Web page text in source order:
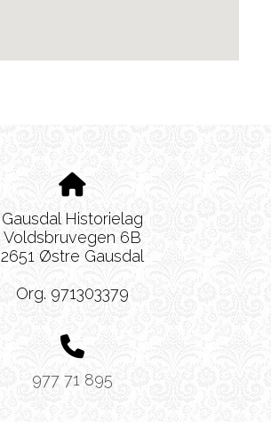
Gausdal Historielag
Voldsbruvegen 6B
2651 Østre Gausdal
Org. 971303379
977 71 895